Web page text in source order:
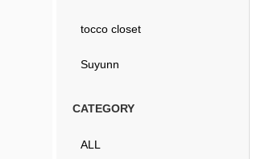
tocco closet
Suyunn
CATEGORY
ALL